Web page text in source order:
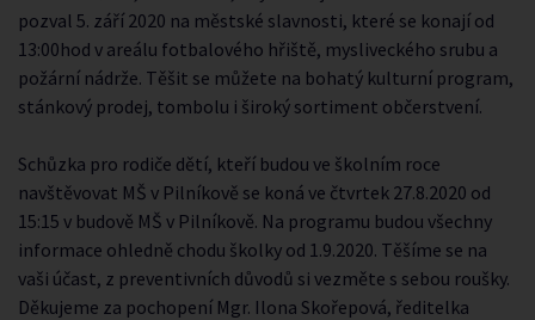
pozval 5. září 2020 na městské slavnosti, které se konají od
13:00hod v areálu fotbalového hřiště, mysliveckého srubu a
požární nádrže. Těšit se můžete na bohatý kulturní program,
stánkový prodej, tombolu i široký sortiment občerstvení.
Schůzka pro rodiče dětí, kteří budou ve školním roce
navštěvovat MŠ v Pilníkově se koná ve čtvrtek 27.8.2020 od
15:15 v budově MŠ v Pilníkově. Na programu budou všechny
informace ohledně chodu školky od 1.9.2020. Těšíme se na
vaši účast, z preventivních důvodů si vezměte s sebou roušky.
Děkujeme za pochopení Mgr. Ilona Skořepová, ředitelka